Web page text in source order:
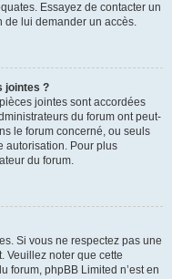
Essayez de contacter un
de lui demander un accès.
jointes ?
jointes sont accordées
du forum ont peut-
le forum concerné, ou seuls
autorisation. Pour plus
du forum.
Si vous ne respectez pas une
Veuillez noter que cette
forum, phpBB Limited n’est en